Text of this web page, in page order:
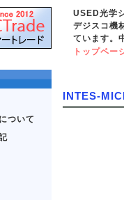
USED光学
デジスコ機
ています。
トップペー
ついて
INTES-